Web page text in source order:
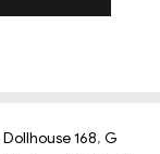
Dollhouse 168, G